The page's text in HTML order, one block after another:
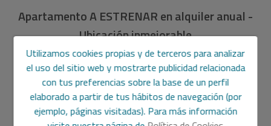
Apartamento A ESTRENAR en alquiler anual -
Ubicación inmejorable
Ref.AA2612
1.300 €/mes
80 m2
2 2
Utilizamos cookies propias y de terceros para analizar
el uso del sitio web y mostrarte publicidad relacionada
con tus preferencias sobre la base de un perfil
elaborado a partir de tus hábitos de navegación (por
ejemplo, páginas visitadas). Para más información